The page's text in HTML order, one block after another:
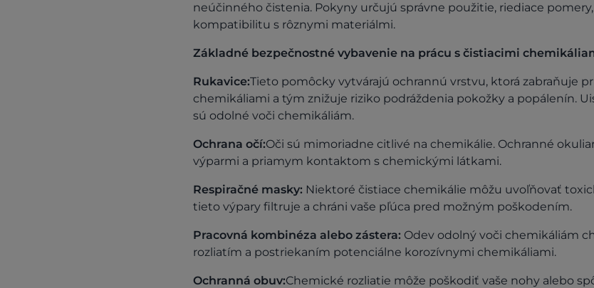
neúčinného čistenia. Pokyny určujú správne použitie, riediace
kompatibilitu s rôznymi materiálmi.
Základné bezpečnostné vybavenie na prácu s čistiacimi
Rukavice:Tieto pomôcky vytvárajú ochrannú vrstvu, ktorá zabraňuje
chemikáliami a tým znižuje riziko podráždenia pokožky a popálenín.
sú odolné voči chemikáliám.
Ochrana očí:Oči sú mimoriadne citlivé na chemikálie. Ochranné
výparmi a priamym kontaktom s chemickými látkami.
Respiračné masky: Niektoré čistiace chemikálie môžu uvoľňovať
tieto výpary filtruje a chráni vaše pľúca pred možným poškodením.
Pracovná kombinéza alebo zástera: Odev odolný voči chemikáliám
rozliatím a postriekaním potenciálne korozívnymi chemikáliami.
Ochranná obuv:Chemické rozliatie môže poškodiť vaše nohy alebo